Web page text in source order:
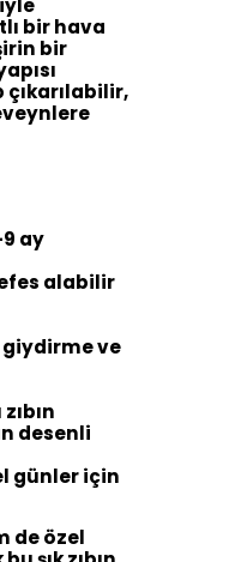
bir hava
bir
ay
alabilir
giydirme ve
desenli
günler için
de özel